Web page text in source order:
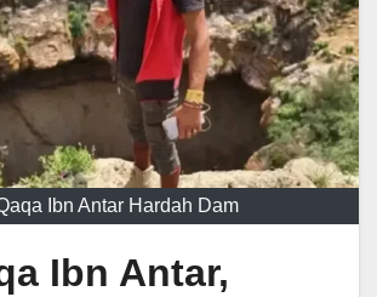
Ibn Antar Hardah Dam
Ibn Antar,